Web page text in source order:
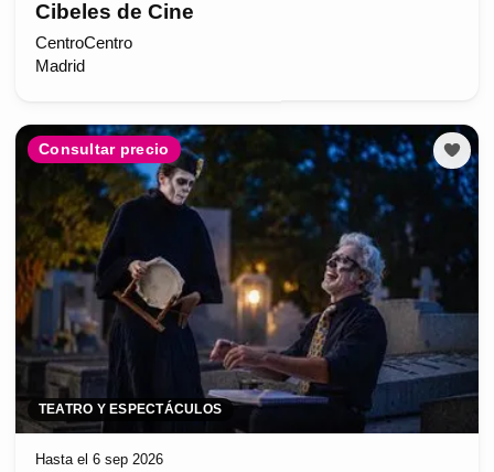
Cibeles de Cine
CentroCentro
Madrid
Consultar precio
TEATRO Y ESPECTÁCULOS
Hasta el 6 sep 2026